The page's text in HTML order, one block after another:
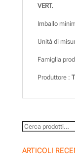
VERT.
Imballo
Unità di
Famiglia
Produttore :
Cerca:
ARTICOLI